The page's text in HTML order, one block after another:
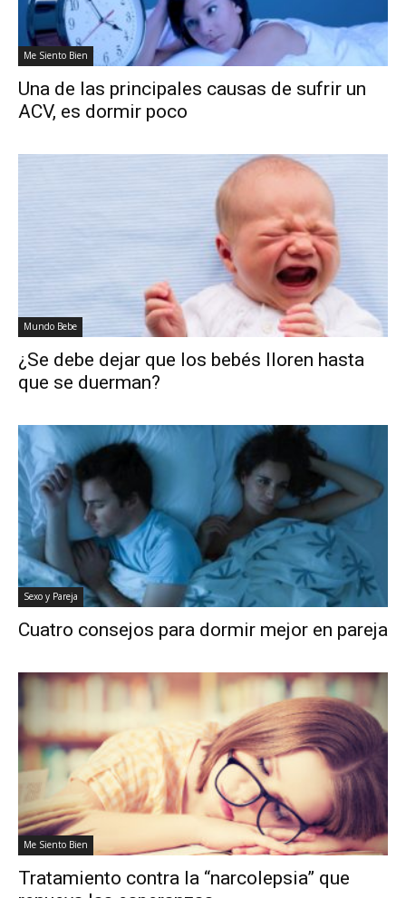
Me Siento Bien
Una de las principales causas de sufrir un
ACV, es dormir poco
Mundo Bebe
¿Se debe dejar que los bebés lloren hasta
que se duerman?
Sexo y Pareja
Cuatro consejos para dormir mejor en pareja
Me Siento Bien
Tratamiento contra la “narcolepsia” que